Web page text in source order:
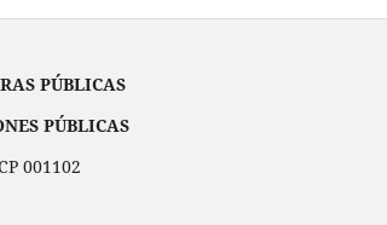
PÚBLICAS
PÚBLICAS
001102